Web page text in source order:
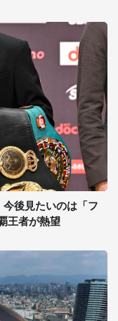
後見たいのは「フ
王者が熱望